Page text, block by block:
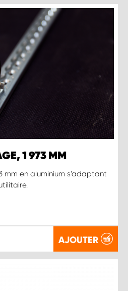
1 973 MM
mm en aluminium s’adaptant
AJOUTER